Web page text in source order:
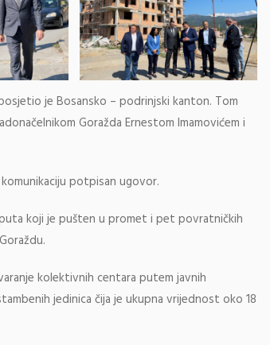
je Bosansko – podrinjski kanton. Tom
Goražda Ernestom Imamovićem i
potpisan ugovor.
koji je pušten u promet i pet povratničkih
kolektivnih centara putem javnih
jedinica čija je ukupna vrijednost oko 18